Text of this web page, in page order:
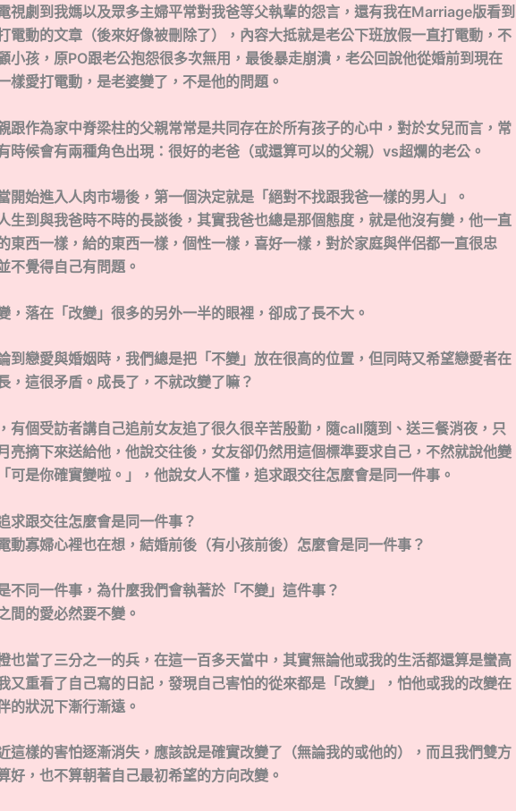
視劇到我媽以及眾多主婦平常對我爸等父執輩的怨言，還有我在Marriage版看到
電動的文章（後來好像被刪除了），內容大抵就是老公下班放假一直打電動，不
小孩，原PO跟老公抱怨很多次無用，最後暴走崩潰，老公回說他從婚前到現在
樣愛打電動，是老婆變了，不是他的問題。
跟作為家中脊梁柱的父親常常是共同存在於所有孩子的心中，對於女兒而言，常
時候會有兩種角色出現：很好的老爸（或還算可以的父親）vs超爛的老公。
開始進入人肉市場後，第一個決定就是「絕對不找跟我爸一樣的男人」。
生到與我爸時不時的長談後，其實我爸也總是那個態度，就是他沒有變，他一直
東西一樣，給的東西一樣，個性一樣，喜好一樣，對於家庭與伴侶都一直很忠
不覺得自己有問題。
，落在「改變」很多的另外一半的眼裡，卻成了長不大。
到戀愛與婚姻時，我們總是把「不變」放在很高的位置，但同時又希望戀愛者在
，這很矛盾。成長了，不就改變了嘛？
有個受訪者講自己追前女友追了很久很辛苦殷勤，隨call隨到、送三餐消夜，只
亮摘下來送給他，他說交往後，女友卻仍然用這個標準要求自己，不然就說他變
可是你確實變啦。」，他說女人不懂，追求跟交往怎麼會是同一件事。
求跟交往怎麼會是同一件事？
動寡婦心裡也在想，結婚前後（有小孩前後）怎麼會是同一件事？
不同一件事，為什麼我們會執著於「不變」這件事？
間的愛必然要不變。
也當了三分之一的兵，在這一百多天當中，其實無論他或我的生活都還算是蠻高
又重看了自己寫的日記，發現自己害怕的從來都是「改變」，怕他或我的改變在
的狀況下漸行漸遠。
這樣的害怕逐漸消失，應該說是確實改變了（無論我的或他的），而且我們雙方
好，也不算朝著自己最初希望的方向改變。